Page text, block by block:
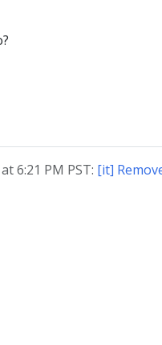
6:21 PM PST: [it]